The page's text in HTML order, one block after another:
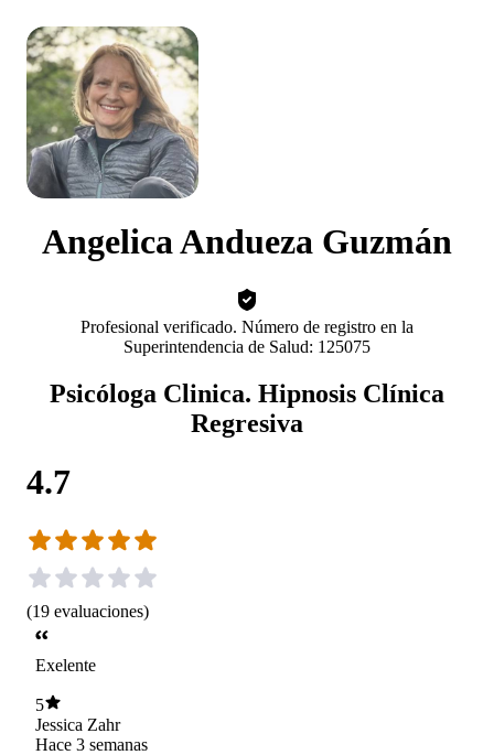
Angelica Andueza Guzmán
Profesional verificado. Número de registro en la
Superintendencia de Salud: 125075
Psicóloga Clinica. Hipnosis Clínica
Regresiva
4.7
(19 evaluaciones)
Exelente
5
Jessica Zahr
Hace 3 semanas